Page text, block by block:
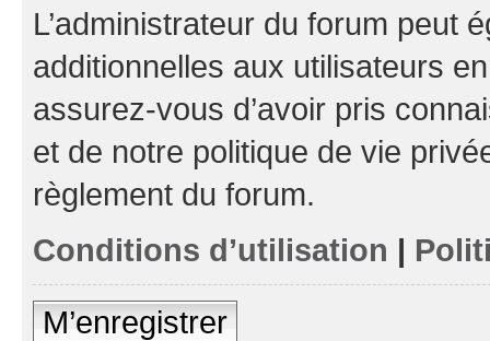
L’administrateur du forum peut
additionnelles aux utilisateurs
assurez-vous d’avoir pris
et de notre politique de vie
règlement du forum.
Conditions d’utilisation |
M’enregistrer